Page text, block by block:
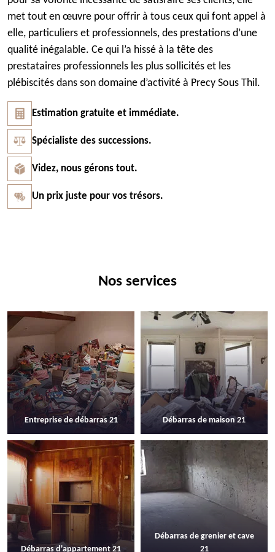
met tout en œuvre pour offrir à tous ceux qui font appel à
elle, particuliers et professionnels, des prestations d’une
qualité inégalable. Ce qui l’a hissé à la tête des
prestataires professionnels les plus sollicités et les
plébiscités dans son domaine d’activité à Precy Sous Thil.
Estimation gratuite et immédiate.
Spécialiste des successions.
Videz, nous gérons tout.
Un prix juste pour vos trésors.
Nos services
Entreprise de débarras 21 Débarras de maison 21
Débarras d'appartement 21
Débarras de grenier et cave
21